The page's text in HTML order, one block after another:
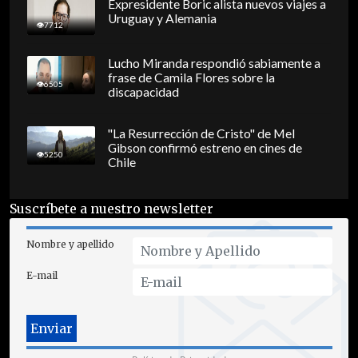
7712
Expresidente Boric alista nuevos viajes a
Uruguay y Alemania
6505
Lucho Miranda respondió sabiamente a
frase de Camila Flores sobre la
discapacidad
5250
"La Resurrección de Cristo" de Mel
Gibson confirmó estreno en cines de
Chile
Suscríbete a nuestro newsletter
Nombre y apellido
E-mail